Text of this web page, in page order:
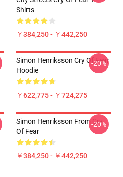
Shirts
￥384,250 - ￥442,250
Simon Henriksson Cry Of Fear
Hoodie
￥622,775 - ￥724,275
-20%
Simon Henriksson From Cry
Of Fear
￥384,250 - ￥442,250
-20%